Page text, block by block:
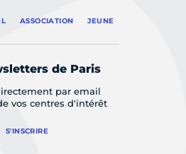
ASSOCIATION JEUNE
de Paris
par email
vos centres d'intérêt
S'INSCRIRE